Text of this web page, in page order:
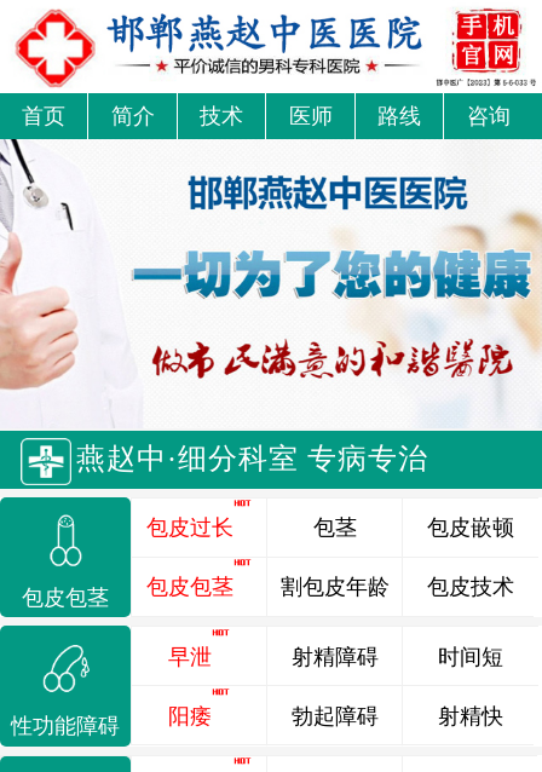
首页 简介 技术 医师 路线 咨询
燕赵中·细分科室 专病专治
包皮包茎
包皮过长
包皮包茎
包茎
割包皮年龄
包皮嵌顿
包皮技术
性功能障碍
早泄
阳痿
射精障碍
勃起障碍
时间短
射精快